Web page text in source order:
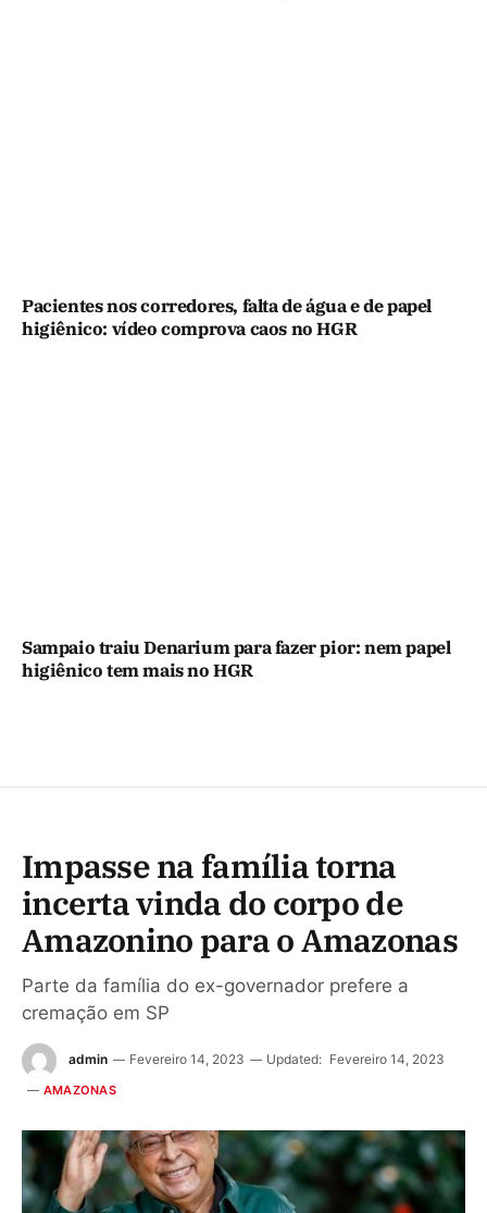
Pacientes nos corredores, falta de água e de papel
higiênico: vídeo comprova caos no HGR
Sampaio traiu Denarium para fazer pior: nem papel
higiênico tem mais no HGR
Impasse na família torna
incerta vinda do corpo de
Amazonino para o Amazonas
Parte da família do ex-governador prefere a
cremação em SP
admin Fevereiro 14, 2023 Updated: Fevereiro 14, 2023
AMAZONAS